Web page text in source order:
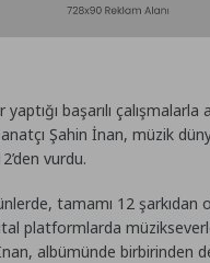
başarılı çalışmalarla
Şahin İnan, müzik
vurdu.
tamamı 12 şarkıdan
platformlarda
albümünde birbirinden